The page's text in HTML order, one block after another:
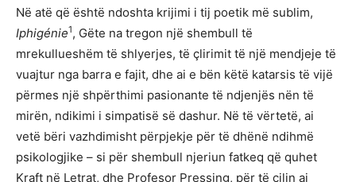
Në atë që është ndoshta krijimi i tij poetik më sublim,
Iphigénie1, Gëte na tregon një shembull të
mrekullueshëm të shlyerjes, të çlirimit të një mendjeje të
vuajtur nga barra e fajit, dhe ai e bën këtë katarsis të vijë
përmes një shpërthimi pasionante të ndjenjës nën të
mirën, ndikimi i simpatisë së dashur. Në të vërtetë, ai
vetë bëri vazhdimisht përpjekje për të dhënë ndihmë
psikologjike – si për shembull njeriun fatkeq që quhet
Kraft në Letrat, dhe Profesor Pressing, për të cilin ai